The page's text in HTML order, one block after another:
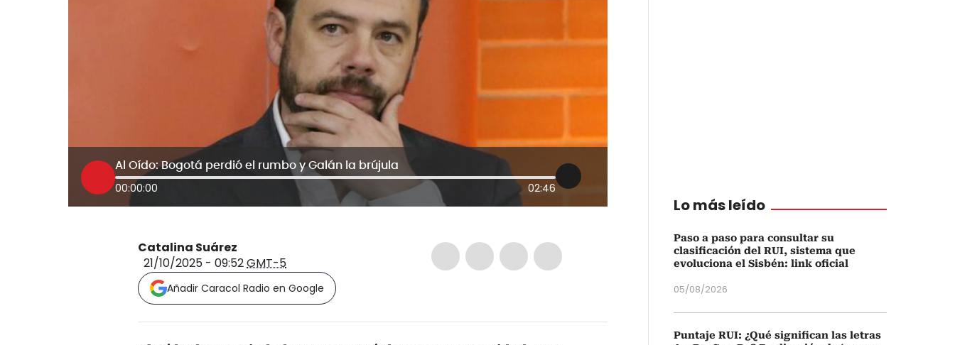
Al Oído: Bogotá perdió el rumbo y Galán la brújula
00:00:00 02:46
Catalina Suárez
21/10/2025 - 09:52GMT-5
Añadir Caracol Radio en Google
Lo más leído
Paso a paso para consultar su
clasificación del RUI, sistema que
evoluciona el Sisbén: link oficial
05/08/2026
Puntaje RUI: ¿Qué significan las letras